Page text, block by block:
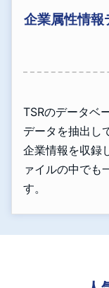
企業属性情
TSRのデータベ
データを抽出し
企業情報を収録
ァイルの中でも
す。